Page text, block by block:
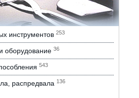
инструментов 253
оборудование 36
543
распредвала 136